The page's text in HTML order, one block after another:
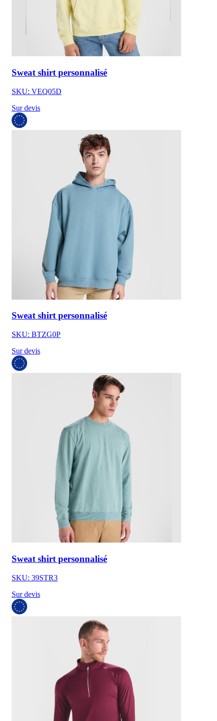
Sweat shirt personnalisé
SKU: VEQ05D
Sur devis
Sweat shirt personnalisé
SKU: BTZG0P
Sur devis
Sweat shirt personnalisé
SKU: 39STR3
Sur devis